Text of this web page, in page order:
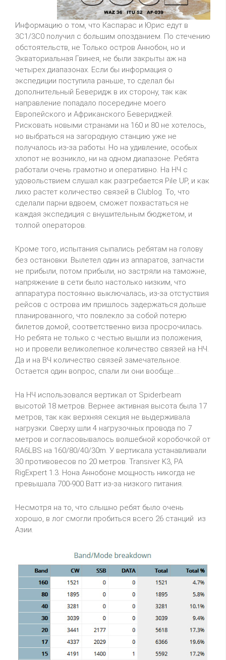
Информацию о том, что Каспарас и Юрис едут в
3C1/3C0 получил с большим опозданием. По стечению
обстоятельств, не Только остров Аннобон, но и
Экваториальная Гвинея, не были закрыты аж на
четырех диапазонах. Если бы информация о
экспедиции поступила раньше, то сделал бы
дополнительный Беверидж в их сторону, так как
направление попадало посередине моего
Европейского и Африканского Бевериджей.
Рисковать новыми странами на 160 и 80 не хотелось,
но выбраться на загородную станцию уже не
получалось из-за работы. Но на удивление, особых
хлопот не возникло, ни на одном диапазоне. Ребята
работали очень грамотно и оперативно. На НЧ с
удовольствием слушал как разгребается Pile UP, и как
лихо растет количество связей в Clublog. То, что
сделали парни вдвоем, сможет похвастаться не
каждая экспедиция с внушительным бюджетом, и
толпой операторов.
Кроме того, испытания сыпались ребятам на голову
без остановки. Вылетел один из аппаратов, запчасти
не прибыли, потом прибыли, но застряли на таможне,
напряжение в сети было настолько низким, что
аппаратура постоянно выключалась, из-за отстуствия
рейсов с острова им пришлось задержаться дольше
планированного, что повлекло за собой потерю
билетов домой, соответственно виза просрочилась.
Но ребята не только с честью вышли из положения,
но и провели великолепное количество связей на НЧ.
Да и на ВЧ количество связей замечательное.
Остается один вопрос, спали ли они вообще....
На НЧ использовался вертикал от Spiderbeam
высотой 18 метров. Вернее активная высота была 17
метров, так как верхняя секция не выдерживала
нагрузки. Сверху шли 4 нагрузочных провода по 7
метров и согласовывалось волшебной коробочкой от
RA6LBS на 160/80/40/30m. У вертикала устанавливали
30 противовесов по 20 метров. Transiver K3, PA
RigExpert 1.3. Нона Аннобоне мощность никогда не
превышала 700-900 Ватт из-за низкого питания.
Несмотря на то, что слышно ребят было очень
хорошо, в лог смогли пробиться всего 26 станций из
Азии.